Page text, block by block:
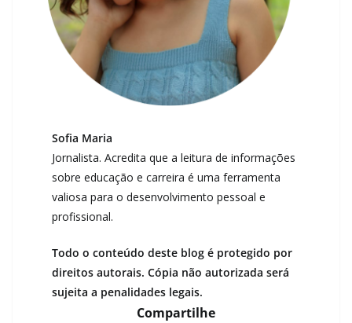
Sofia Maria
Jornalista. Acredita que a leitura de informações
sobre educação e carreira é uma ferramenta
valiosa para o desenvolvimento pessoal e
profissional.
Todo o conteúdo deste blog é protegido por
direitos autorais. Cópia não autorizada será
sujeita a penalidades legais.
Compartilhe